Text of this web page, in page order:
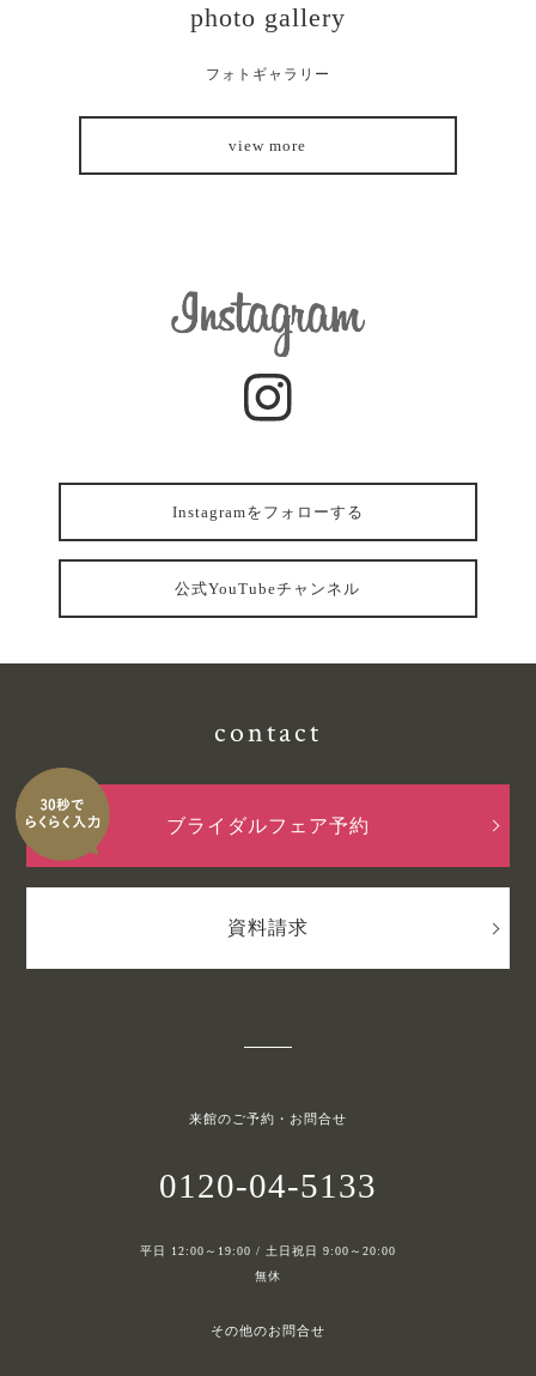
photo gallery
フォトギャラリー
view more
Instagramをフォローする
公式YouTubeチャンネル
contact
ブライダルフェア予約
資料請求
来館のご予約・お問合せ
0120-04-5133
平日 12:00～19:00 / 土日祝日 9:00～20:00
無休
その他のお問合せ